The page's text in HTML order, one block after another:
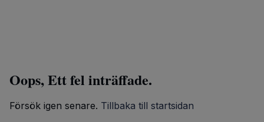
Oops, Ett fel inträffade.
Försök igen senare. Tillbaka till startsidan